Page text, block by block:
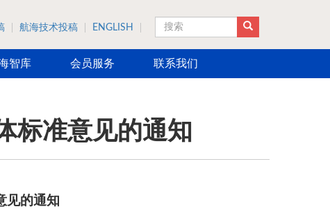
航海技术投稿 ENGLISH
搜索
智库 会员服务 联系我们
标准意见的通知
见的通知